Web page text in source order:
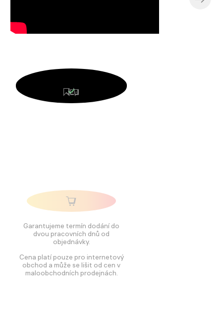
Garantujeme termín dodání do
dvou pracovních dnů od
objednávky.
Cena platí pouze pro internetový
obchod a může se lišit od cen v
maloobchodních prodejnách.